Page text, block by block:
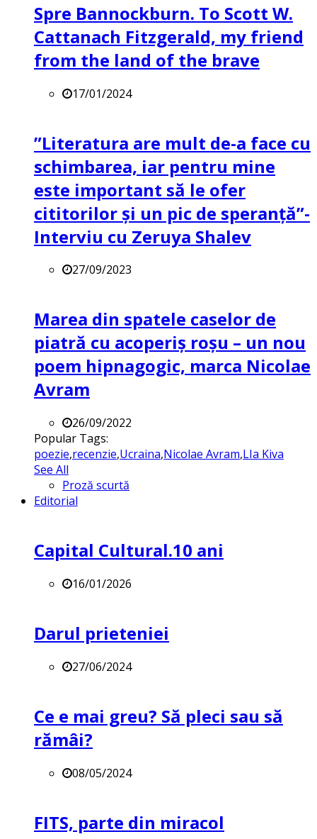
Spre Bannockburn. To Scott W.
Cattanach Fitzgerald, my friend
from the land of the brave
17/01/2024
”Literatura are mult de-a face cu
schimbarea, iar pentru mine
este important să le ofer
cititorilor și un pic de speranță”-
Interviu cu Zeruya Shalev
27/09/2023
Marea din spatele caselor de
piatră cu acoperiș roșu – un nou
poem hipnagogic, marca Nicolae
Avram
26/09/2022
Popular Tags:
poezie,recenzie,Ucraina,Nicolae Avram,LIa Kiva
See All
Proză scurtă
Editorial
Capital Cultural.10 ani
16/01/2026
Darul prieteniei
27/06/2024
Ce e mai greu? Să pleci sau să
rămâi?
08/05/2024
FITS, parte din miracol